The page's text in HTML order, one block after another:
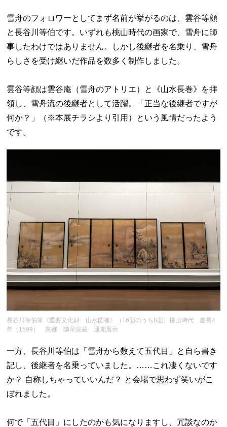
雪舟のフォロワーとしてまず名前が挙がるのは、雲谷等顔
と長谷川等伯です。いずれも桃山時代の画家で、雪舟に師
事したわけではありません。しかし後継者を名乗り、雪舟
らしさを受け継いだ作品を数多く制作しました。
雲谷等顔は雲谷庵（雪舟のアトリエ）と《山水長巻》を拝
領し、雪舟流の後継者として活躍。「正当な後継者ですが
何か？」（※本展チラシより引用）という風情だったよう
です。
長谷川等伯筆《重要文化財 山水図襖》（16面のうち8面）桃山時代 慶長4
年（1599） 京都 隣華院蔵 通期展示
一方、長谷川等伯は「雪舟から数えて五代目」と自ら書き
記し、後継者を名乗っていました。……これ凄くないです
か？ 自称しちゃっていいんだ？ と会場で思わず笑いがこ
ぼれました。
何で「五代目」にしたのかも気になりますし、冗談なのか